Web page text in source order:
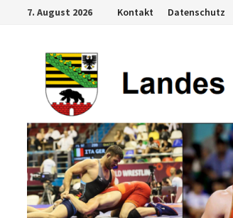
7. August 2026 Kontakt Datenschutz